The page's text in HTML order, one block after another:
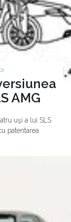
AMG
uşi a lui SLS
patentarea